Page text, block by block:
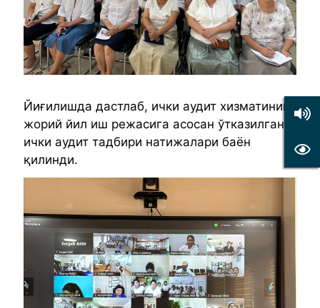
Йиғилишда дастлаб, ички аудит хизматининг
жорий йил иш режасига асосан ўтказилган
ички аудит тадбири натижалари баён
қилинди.